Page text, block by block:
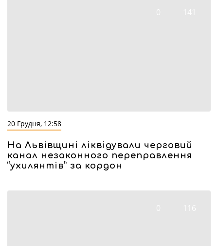
0 141
20 Грудня, 12:58
На Львівщині ліквідували черговий
канал незаконного переправлення
“ухилянтів” за кордон
0 116